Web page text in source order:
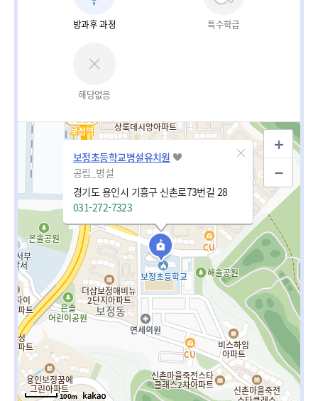
방과후 과정 특수학급
해당없음
보정초등학교병설유치원
공립_병설
경기도 용인시 기흥구 신촌로73번길 28
031-272-7323
100m